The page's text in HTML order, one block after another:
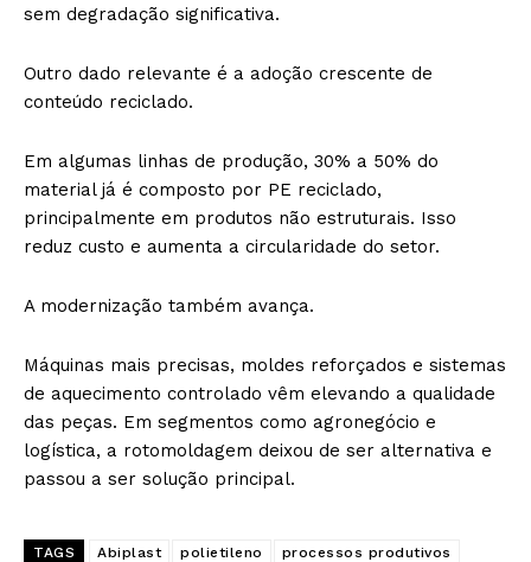
sem degradação significativa.
Outro dado relevante é a adoção crescente de
conteúdo reciclado.
Em algumas linhas de produção, 30% a 50% do
material já é composto por PE reciclado,
principalmente em produtos não estruturais. Isso
reduz custo e aumenta a circularidade do setor.
A modernização também avança.
Máquinas mais precisas, moldes reforçados e sistemas
de aquecimento controlado vêm elevando a qualidade
das peças. Em segmentos como agronegócio e
logística, a rotomoldagem deixou de ser alternativa e
passou a ser solução principal.
TAGS Abiplast polietileno
processos produtivos